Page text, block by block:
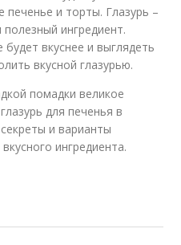
и торты. Глазурь –
ингредиент.
вкуснее и выглядеть
вкусной глазурью.
помадки великое
для печенья в
и варианты
ингредиента.